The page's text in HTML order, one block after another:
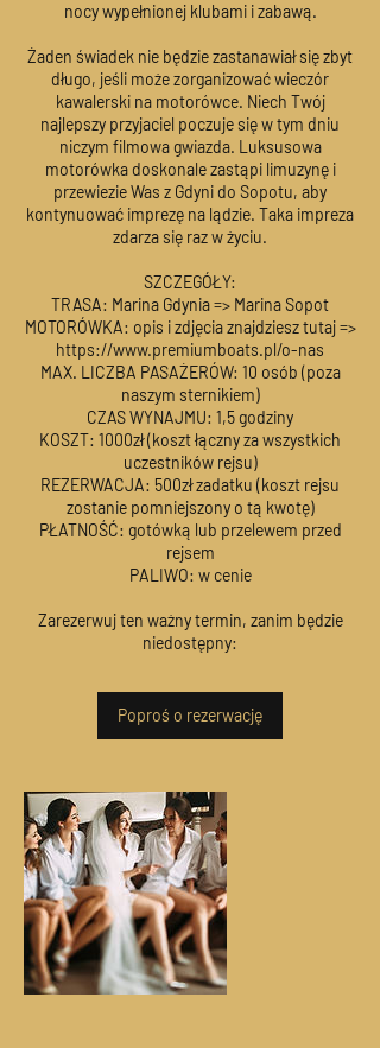
nocy wypełnionej klubami i zabawą.
Żaden świadek nie będzie zastanawiał się zbyt
długo, jeśli może zorganizować wieczór
kawalerski na motorówce. Niech Twój
najlepszy przyjaciel poczuje się w tym dniu
niczym filmowa gwiazda. Luksusowa
motorówka doskonale zastąpi limuzynę i
przewiezie Was z Gdyni do Sopotu, aby
kontynuować imprezę na lądzie. Taka impreza
zdarza się raz w życiu.
SZCZEGÓŁY:
TRASA: Marina Gdynia => Marina Sopot
MOTORÓWKA: opis i zdjęcia znajdziesz tutaj =>
https://www.premiumboats.pl/o-nas
MAX. LICZBA PASAŻERÓW: 10 osób (poza
naszym sternikiem)
CZAS WYNAJMU: 1,5 godziny
KOSZT: 1000zł (koszt łączny za wszystkich
uczestników rejsu)
REZERWACJA: 500zł zadatku (koszt rejsu
zostanie pomniejszony o tą kwotę)
PŁATNOŚĆ: gotówką lub przelewem przed
rejsem
PALIWO: w cenie
Zarezerwuj ten ważny termin, zanim będzie
niedostępny:
Poproś o rezerwację